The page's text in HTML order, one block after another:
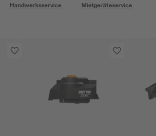
Handwerksservice Mietgeräteservice